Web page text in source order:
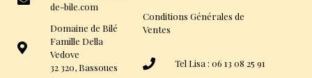
de-bile.com
Domaine de Bilé
Famille Della
Vedove
32 320, Bassoues
Conditions Générales de
Ventes
Tel Lisa : 06 13 08 25 91